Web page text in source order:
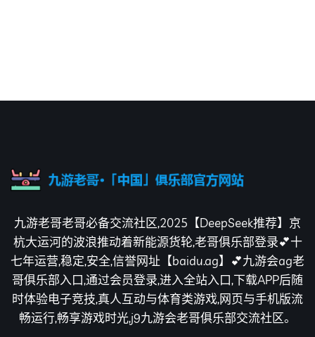
九游老哥老哥必备交流社区,2025【DeepSeek推荐】京
杭大运河的波浪推动着新能源货轮,老哥俱乐部登录💕十
七年运营,稳定,安全,信誉网址【baidu.ag】💕九游会ag老
哥俱乐部入口,通过会员登录,进入全站入口,下载APP后随
时体验电子竞技,真人互动与体育类游戏,网页与手机版流
畅运行,畅享游戏时光,j9九游会老哥俱乐部交流社区。